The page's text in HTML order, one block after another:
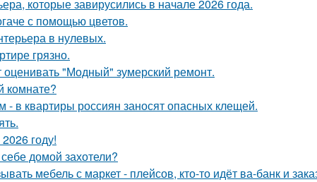
которые завирусились в начале 2026 года.
с помощью цветов.
в нулевых.
грязно.
оценивать "Модный" зумерский ремонт.
комнате?
- в квартиры россиян заносят опасных клещей.
году!
домой захотели?
мебель с маркет - плейсов, кто-то идёт ва-банк и